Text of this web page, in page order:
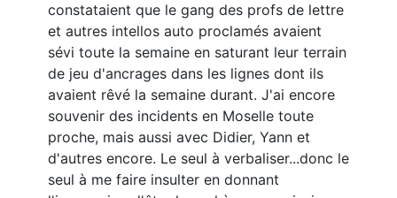
constataient que le gang des profs de lettre
et autres intellos auto proclamés avaient
sévi toute la semaine en saturant leur terrain
de jeu d'ancrages dans les lignes dont ils
avaient rêvé la semaine durant. J'ai encore
souvenir des incidents en Moselle toute
proche, mais aussi avec Didier, Yann et
d'autres encore. Le seul à verbaliser...donc le
seul à me faire insulter en donnant